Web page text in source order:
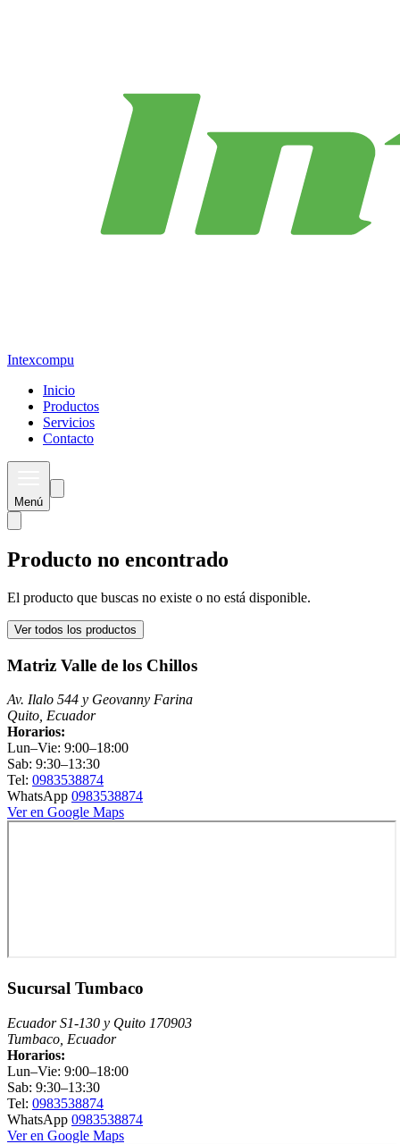
Intexcompu
Inicio
Productos
Servicios
Contacto
Menú
Producto no encontrado
El producto que buscas no existe o no está disponible.
Ver todos los productos
Matriz Valle de los Chillos
Av. Ilalo 544 y Geovanny Farina
Quito, Ecuador
Horarios:
Lun–Vie: 9:00–18:00
Sab: 9:30–13:30
Tel: 0983538874
WhatsApp 0983538874
Ver en Google Maps
Sucursal Tumbaco
Ecuador S1-130 y Quito 170903
Tumbaco, Ecuador
Horarios:
Lun–Vie: 9:00–18:00
Sab: 9:30–13:30
Tel: 0983538874
WhatsApp 0983538874
Ver en Google Maps